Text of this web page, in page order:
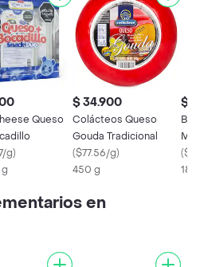
Queso
g)
$ 34.900
Colácteos Queso
Gouda Tradicional
($77.56/g)
450 g
$
(
18
en